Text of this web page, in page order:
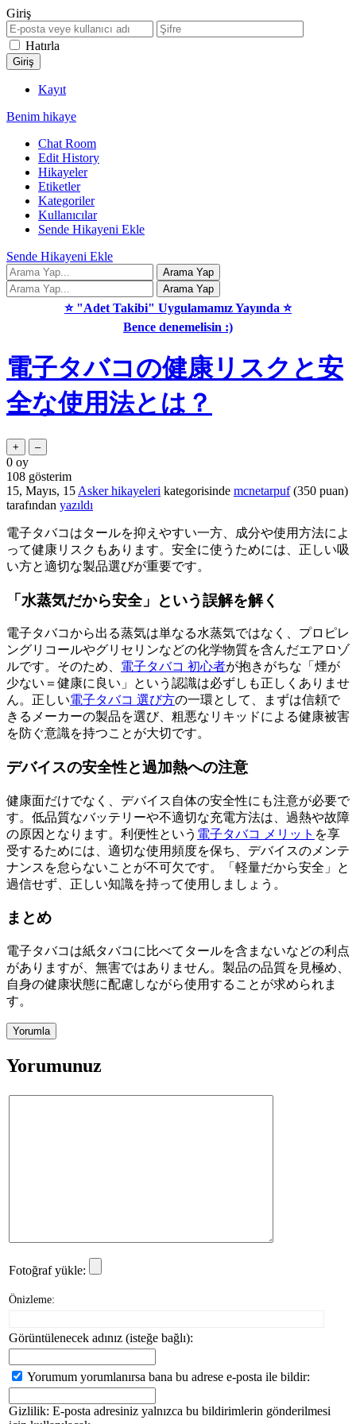
Giriş
Hatırla
Kayıt
Benim hikaye
Chat Room
Edit History
Hikayeler
Etiketler
Kategoriler
Kullanıcılar
Sende Hikayeni Ekle
Sende Hikayeni Ekle
⭐ "Adet Takibi" Uygulamamız Yayında ⭐
Bence denemelisin :)
電子タバコの健康リスクと安
全な使用法とは？
0 oy
108 gösterim
15, Mayıs, 15 Asker hikayeleri kategorisinde mcnetarpuf (350 puan)
tarafından yazıldı
電子タバコはタールを抑えやすい一方、成分や使用方法によ
って健康リスクもあります。安全に使うためには、正しい吸
い方と適切な製品選びが重要です。
「水蒸気だから安全」という誤解を解く
電子タバコから出る蒸気は単なる水蒸気ではなく、プロピレ
ングリコールやグリセリンなどの化学物質を含んだエアロゾ
ルです。そのため、 電子タバコ 初心者が抱きがちな「煙が
少ない＝健康に良い」という認識は必ずしも正しくありませ
ん。正しい電子タバコ 選び方の一環として、まずは信頼で
きるメーカーの製品を選び、粗悪なリキッドによる健康被害
を防ぐ意識を持つことが大切です。
デバイスの安全性と過加熱への注意
健康面だけでなく、デバイス自体の安全性にも注意が必要で
す。低品質なバッテリーや不適切な充電方法は、過熱や故障
の原因となります。利便性という 電子タバコ メリット を享
受するためには、適切な使用頻度を保ち、デバイスのメンテ
ナンスを怠らないことが不可欠です。「軽量だから安全」と
過信せず、正しい知識を持って使用しましょう。
まとめ
電子タバコは紙タバコに比べてタールを含まないなどの利点
がありますが、無害ではありません。製品の品質を見極め、
自身の健康状態に配慮しながら使用することが求められま
す。
Yorumunuz
Fotoğraf yükle:
Önizleme:
Görüntülenecek adınız (isteğe bağlı):
Yorumum yorumlanırsa bana bu adrese e-posta ile bildir:
Gizlilik: E-posta adresiniz yalnızca bu bildirimlerin gönderilmesi